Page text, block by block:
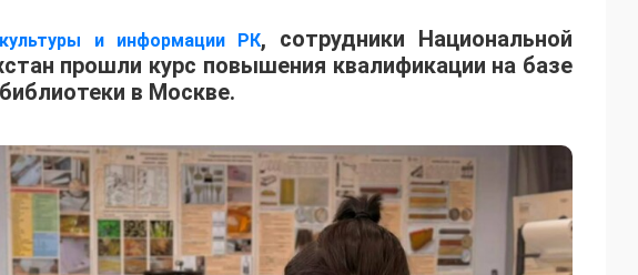
и информации РК, сотрудники Национальной
прошли курс повышения квалификации на базе
в Москве.